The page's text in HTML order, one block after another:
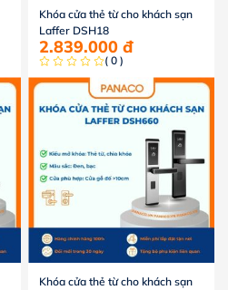
Khóa cửa thẻ từ cho khách sạn
Laffer DSH18
2.839.000 đ
( 0 )
Khóa cửa thẻ từ cho khách sạn